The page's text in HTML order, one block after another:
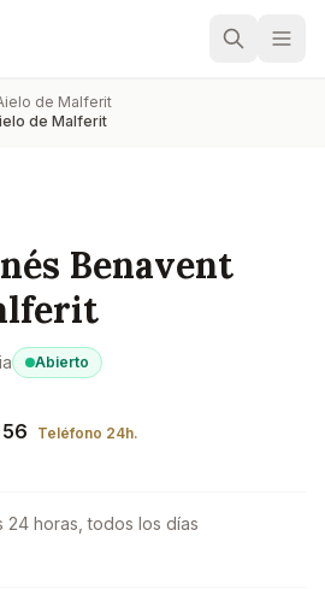
de Malferit
de Malferit
Benavent
Abierto
Teléfono 24h.
24 horas, todos los días